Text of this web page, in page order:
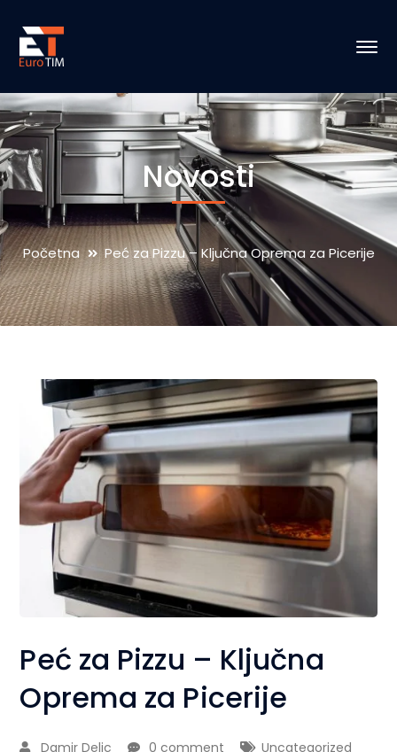
Novosti
Početna Peć za Pizzu – Ključna Oprema za Picerije
Peć za Pizzu – Ključna
Oprema za Picerije
Damir Delic 0 comment Uncategorized